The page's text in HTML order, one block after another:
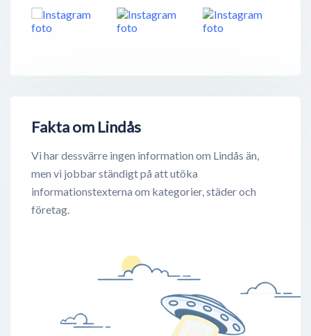
Fakta om Lindås
Vi har dessvärre ingen information om Lindås än,
men vi jobbar ständigt på att utöka
informationstexterna om kategorier, städer och
företag.